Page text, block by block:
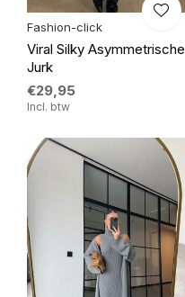
Fashion-click
Viral Silky Asymmetrische
Jurk
€29,95
Incl. btw